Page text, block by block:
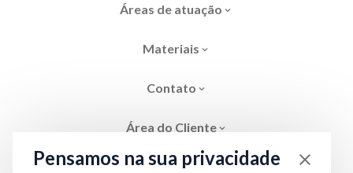
Áreas de atuação
Materiais
Contato
Área do Cliente
Pensamos na sua privacidade